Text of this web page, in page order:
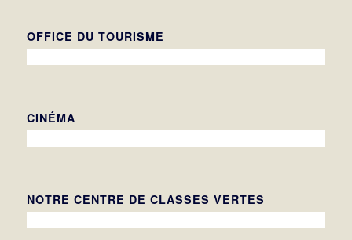
OFFICE DU TOURISME
CINÉMA
NOTRE CENTRE DE CLASSES VERTES